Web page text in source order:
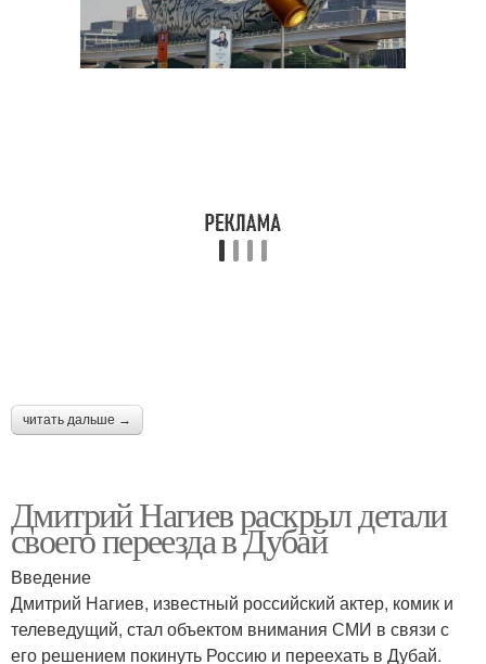
читать дальше →
Дмитрий Нагиев раскрыл детали
своего переезда в Дубай
Введение
Дмитрий Нагиев, известный российский актер, комик и
телеведущий, стал объектом внимания СМИ в связи с
его решением покинуть Россию и переехать в Дубай.